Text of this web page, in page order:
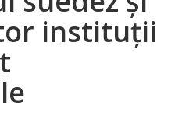
instituţii